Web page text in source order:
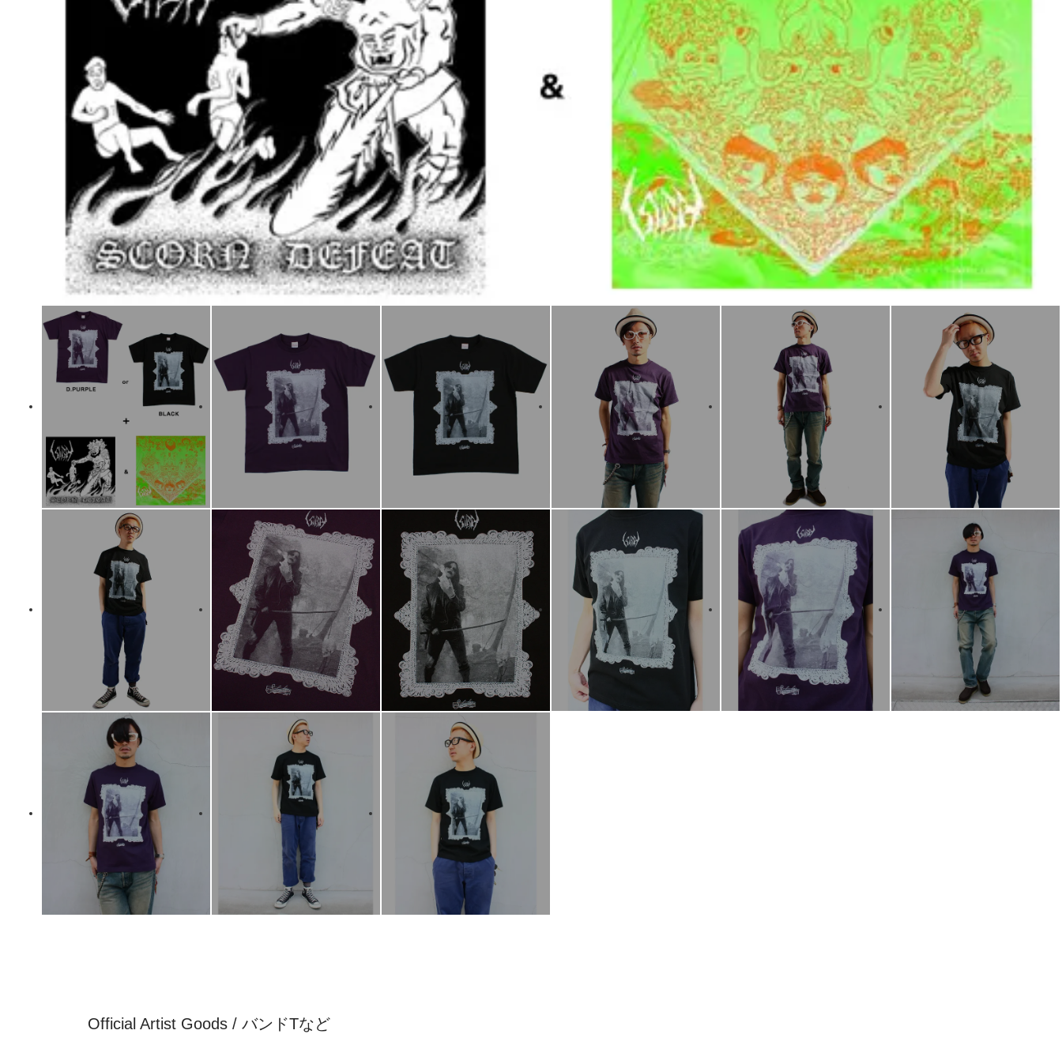
Official Artist Goods / バンドTなど